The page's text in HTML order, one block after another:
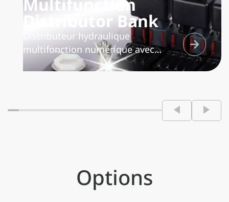
Distributor Bank
Distributeur hydraulique
multifonction numérique avec
système antisaturation « partage de
simultanément afin de garantir la
Options